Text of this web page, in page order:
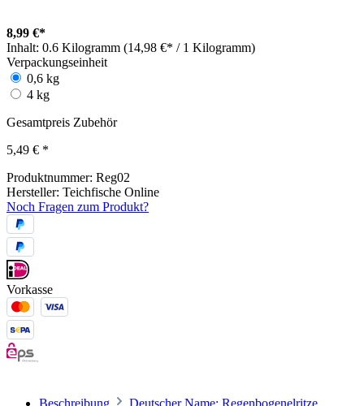
8,99 €*
Inhalt: 0.6 Kilogramm (14,98 €* / 1 Kilogramm)
Verpackungseinheit
0,6 kg
4 kg
Gesamtpreis Zubehör
5,49 € *
Produktnummer: Reg02
Hersteller: Teichfische Online
Noch Fragen zum Produkt?
Vorkasse
Beschreibung Deutscher Name: Regenbogenelritze